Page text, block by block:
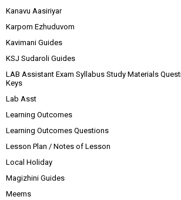
Kanavu Aasiriyar
Karpom Ezhuduvom
Kavimani Guides
KSJ Sudaroli Guides
LAB Assistant Exam Syllabus Study Materials
Keys
Lab Asst
Learning Outcomes
Learning Outcomes Questions
Lesson Plan / Notes of Lesson
Local Holiday
Magizhini Guides
Meems